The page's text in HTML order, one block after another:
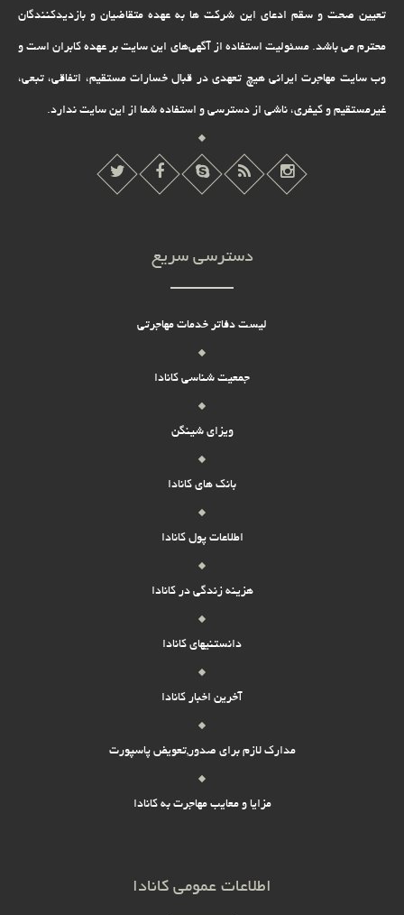
تعیین صحت و سقم ادعای این شرکت ها به عهده متقاضیان و بازدیدکنندگان
محترم می باشد. مسئولیت استفاده از آگهی‌های این سایت بر عهده کابران است و
وب سایت مهاجرت ایرانی هیچ تعهدى در قبال خسارات مستقیم، اتفاقى، تبعى،
غیرمستقیم و کیفرى، ناشى از دسترسى و استفاده شما از این سایت ندارد.
دسترسی سریع
لیست دفاتر خدمات مهاجرتی
جمعیت شناسی کانادا
ویزای شینگن
بانک های کانادا
اطلاعات پول کانادا
هزینه زندگی در کانادا
دانستنیهای کانادا
آخرین اخبار کانادا
مدارک لازم برای صدور,تعویض پاسپورت
مزایا و معایب مهاجرت به کانادا
اطلاعات عمومی کانادا